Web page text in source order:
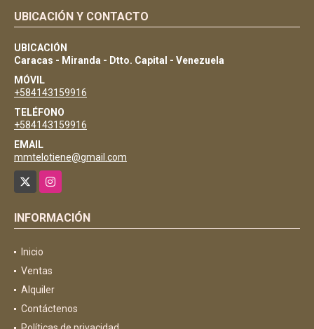
UBICACIÓN Y CONTACTO
UBICACIÓN
Caracas - Miranda - Dtto. Capital - Venezuela
MÓVIL
+584143159916
TELÉFONO
+584143159916
EMAIL
mmtelotiene@gmail.com
Instagram
INFORMACIÓN
Inicio
Ventas
Alquiler
Contáctenos